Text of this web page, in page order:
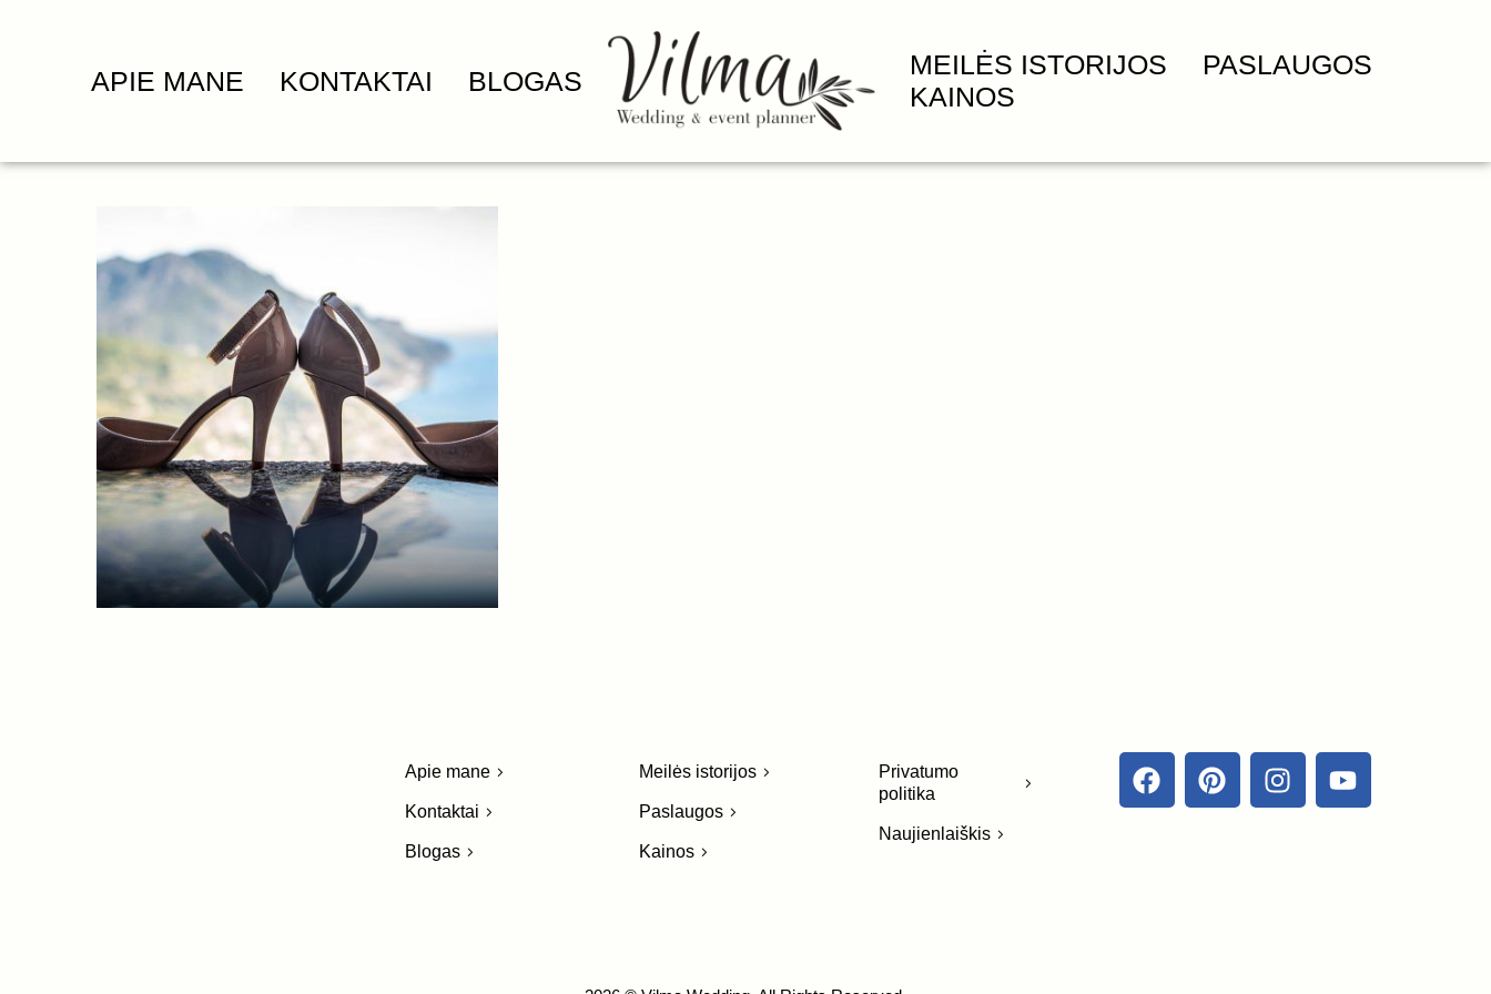
APIE MANE KONTAKTAI BLOGAS
MEILĖS ISTORIJOS
PASLAUGOS
KAINOS
Apie mane
Kontaktai
Blogas
Meilės istorijos
Paslaugos
Kainos
Privatumo
politika
Naujienlaiškis